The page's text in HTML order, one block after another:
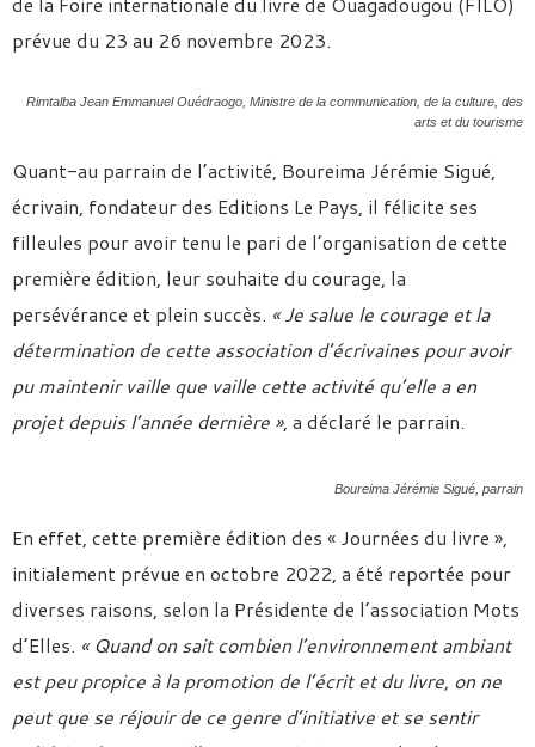
prévue du 23 au 26 novembre 2023.
Rimtalba Jean Emmanuel Ouédraogo, Ministre de la communication, de la culture, des
arts et du tourisme
Quant-au parrain de l’activité, Boureima Jérémie Sigué,
écrivain, fondateur des Editions Le Pays, il félicite ses
filleules pour avoir tenu le pari de l’organisation de cette
première édition, leur souhaite du courage, la
persévérance et plein succès. « Je salue le courage et la
détermination de cette association d’écrivaines pour avoir
pu maintenir vaille que vaille cette activité qu’elle a en
projet depuis l’année dernière », a déclaré le parrain.
Boureima Jérémie Sigué, parrain
En effet, cette première édition des « Journées du livre »,
initialement prévue en octobre 2022, a été reportée pour
diverses raisons, selon la Présidente de l’association Mots
d’Elles. « Quand on sait combien l’environnement ambiant
est peu propice à la promotion de l’écrit et du livre, on ne
peut que se réjouir de ce genre d’initiative et se sentir